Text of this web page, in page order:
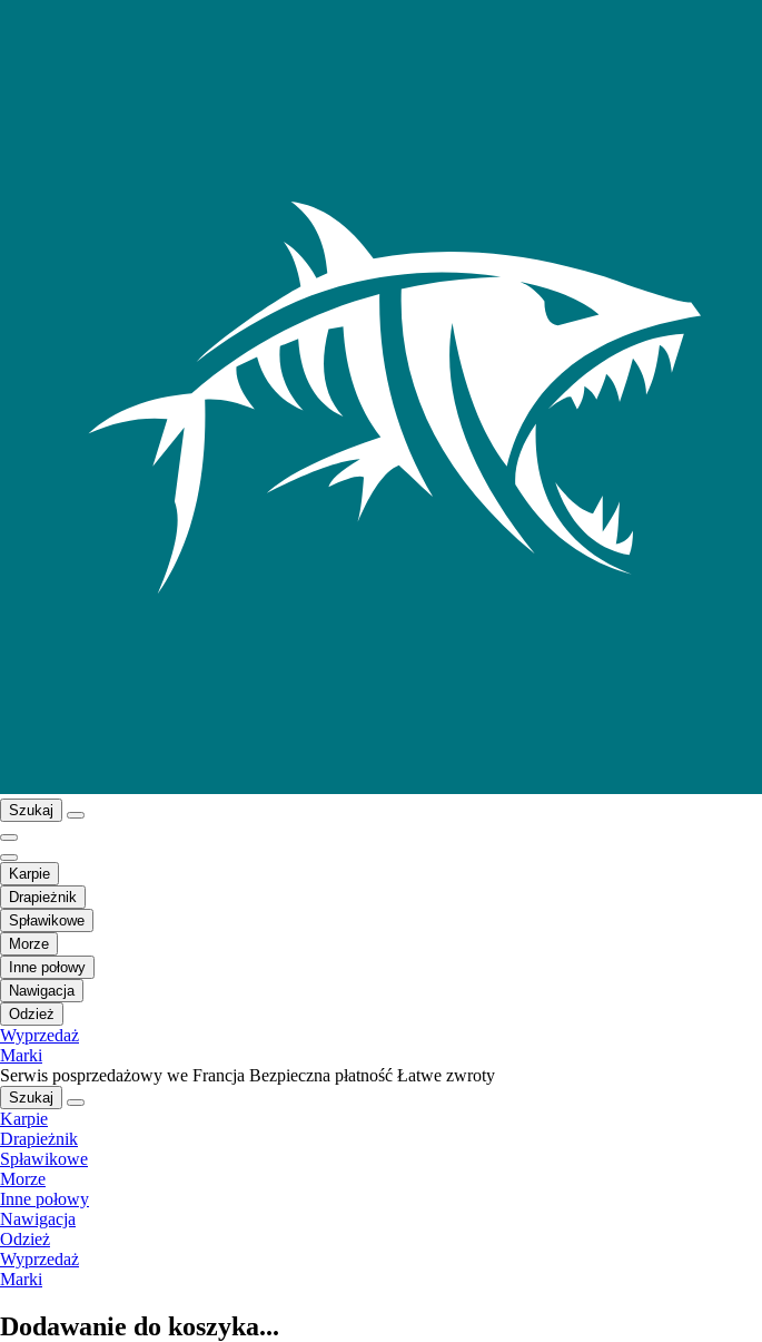
Szukaj
Karpie
Drapieżnik
Spławikowe
Morze
Inne połowy
Nawigacja
Odzież
Wyprzedaż
Marki
Serwis posprzedażowy we Francja Bezpieczna płatność Łatwe zwroty
Szukaj
Karpie
Drapieżnik
Spławikowe
Morze
Inne połowy
Nawigacja
Odzież
Wyprzedaż
Marki
Dodawanie do koszyka...